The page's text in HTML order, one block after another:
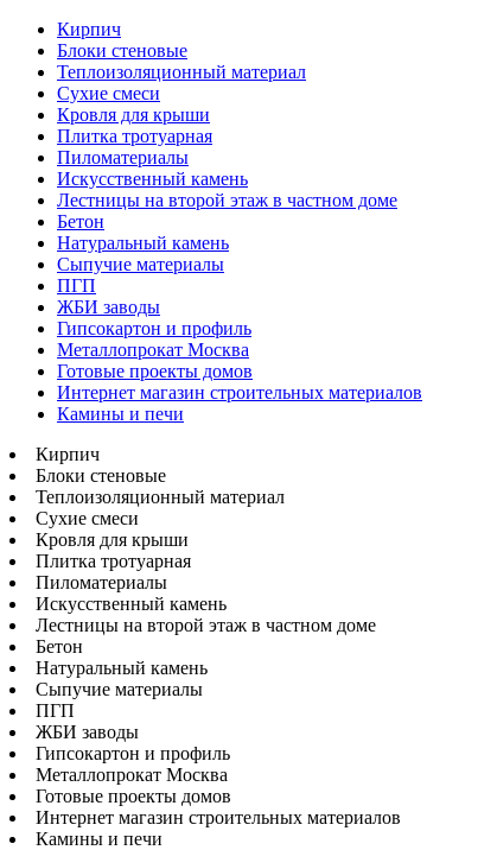
Кирпич
Блоки стеновые
Теплоизоляционный материал
Сухие смеси
Кровля для крыши
Плитка тротуарная
Пиломатериалы
Искусственный камень
Лестницы на второй этаж в частном доме
Бетон
Натуральный камень
Сыпучие материалы
ПГП
ЖБИ заводы
Гипсокартон и профиль
Металлопрокат Москва
Готовые проекты домов
Интернет магазин строительных материалов
Камины и печи
Кирпич
Блоки стеновые
Теплоизоляционный материал
Сухие смеси
Кровля для крыши
Плитка тротуарная
Пиломатериалы
Искусственный камень
Лестницы на второй этаж в частном доме
Бетон
Натуральный камень
Сыпучие материалы
ПГП
ЖБИ заводы
Гипсокартон и профиль
Металлопрокат Москва
Готовые проекты домов
Интернет магазин строительных материалов
Камины и печи